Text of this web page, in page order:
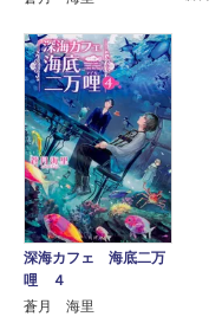
深海カフェ 海底二万
哩 ４
蒼月 海里